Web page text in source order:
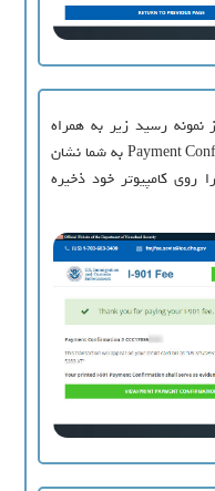
رسید زیر به همراه
شماره پیگیری پرداخت Payment Confirmation به شما نشان
کامپیوتر خود ذخیره